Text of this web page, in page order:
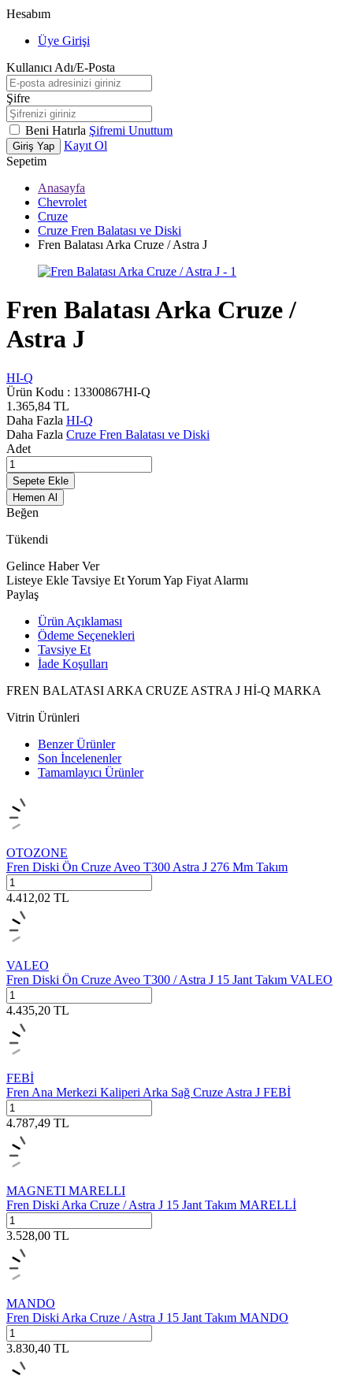
Hesabım
Üye Girişi
Kullanıcı Adı/E-Posta
Şifre
Beni Hatırla Şifremi Unuttum
Giriş Yap
Kayıt Ol
Sepetim
Anasayfa
Chevrolet
Cruze
Cruze Fren Balatası ve Diski
Fren Balatası Arka Cruze / Astra J
Fren Balatası Arka Cruze /
Astra J
HI-Q
Ürün Kodu : 13300867HI-Q
1.365,84 TL
Daha Fazla HI-Q
Daha Fazla Cruze Fren Balatası ve Diski
Adet
Sepete Ekle
Hemen Al
Beğen
Tükendi
Gelince Haber Ver
Listeye Ekle Tavsiye EtYorum Yap Fiyat Alarmı
Paylaş
Ürün Açıklaması
Ödeme Seçenekleri
Tavsiye Et
İade Koşulları
FREN BALATASI ARKA CRUZE ASTRA J Hİ-Q MARKA
Vitrin Ürünleri
Benzer Ürünler
Son İncelenenler
Tamamlayıcı Ürünler
OTOZONE
Fren Diski Ön Cruze Aveo T300 Astra J 276 Mm Takım
4.412,02 TL
VALEO
Fren Diski Ön Cruze Aveo T300 / Astra J 15 Jant Takım VALEO
4.435,20 TL
FEBİ
Fren Ana Merkezi Kaliperi Arka Sağ Cruze Astra J FEBİ
4.787,49 TL
MAGNETI MARELLI
Fren Diski Arka Cruze / Astra J 15 Jant Takım MARELLİ
3.528,00 TL
MANDO
Fren Diski Arka Cruze / Astra J 15 Jant Takım MANDO
3.830,40 TL